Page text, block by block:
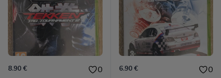
8.90 € 0 6.90 € 0